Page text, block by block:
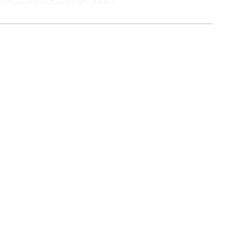
Tostex con Chips de Colores